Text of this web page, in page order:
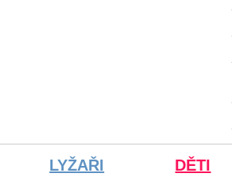
LYŽAŘI DĚTI